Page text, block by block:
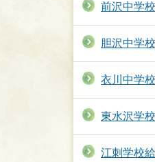
前沢中学校
胆沢中学校
衣川中学校
東水沢学
江刺学校